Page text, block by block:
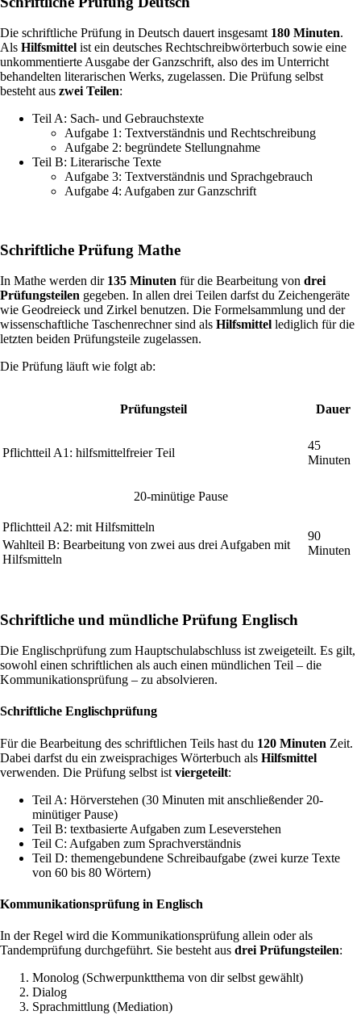
Die schriftliche Prüfung in Deutsch dauert insgesamt 180 Minuten.
Als Hilfsmittel ist ein deutsches Rechtschreibwörterbuch sowie eine
unkommentierte Ausgabe der Ganzschrift, also des im Unterricht
behandelten literarischen Werks, zugelassen. Die Prüfung selbst
besteht aus zwei Teilen:
Teil A: Sach- und Gebrauchstexte
Aufgabe 1: Textverständnis und Rechtschreibung
Aufgabe 2: begründete Stellungnahme
Teil B: Literarische Texte
Aufgabe 3: Textverständnis und Sprachgebrauch
Aufgabe 4: Aufgaben zur Ganzschrift
Schriftliche Prüfung Mathe
In Mathe werden dir 135 Minuten für die Bearbeitung von drei
Prüfungsteilen gegeben. In allen drei Teilen darfst du Zeichengeräte
wie Geodreieck und Zirkel benutzen. Die Formelsammlung und der
wissenschaftliche Taschenrechner sind als Hilfsmittel lediglich für die
letzten beiden Prüfungsteile zugelassen.
Die Prüfung läuft wie folgt ab:
Prüfungsteil Dauer
Pflichtteil A1 : hilfsmittelfreier Teil
45
Minuten
20-minütige Pause
Pflichtteil A2: mit Hilfsmitteln
90
Minuten
Wahlteil B: Bearbeitung von zwei aus drei Aufgaben mit
Hilfsmitteln
Schriftliche und mündliche Prüfung Englisch
Die Englischprüfung zum Hauptschulabschluss ist zweigeteilt. Es gilt,
sowohl einen schriftlichen als auch einen mündlichen Teil – die
Kommunikationsprüfung – zu absolvieren.
Schriftliche Englischprüfung
Für die Bearbeitung des schriftlichen Teils hast du 120 Minuten Zeit.
Dabei darfst du ein zweisprachiges Wörterbuch als Hilfsmittel
verwenden. Die Prüfung selbst ist viergeteilt:
Teil A: Hörverstehen (30 Minuten mit anschließender 20-
minütiger Pause)
Teil B: textbasierte Aufgaben zum Leseverstehen
Teil C: Aufgaben zum Sprachverständnis
Teil D: themengebundene Schreibaufgabe (zwei kurze Texte
von 60 bis 80 Wörtern)
Kommunikationsprüfung in Englisch
In der Regel wird die Kommunikationsprüfung allein oder als
Tandemprüfung durchgeführt. Sie besteht aus drei Prüfungsteilen:
Monolog (Schwerpunktthema von dir selbst gewählt)
Dialog
Sprachmittlung (Mediation)